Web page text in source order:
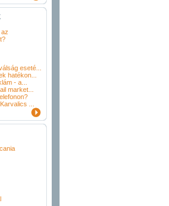
eseté...
hatékon...
- a...
market...
...